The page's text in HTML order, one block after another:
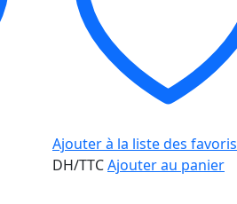
Ajouter à la liste des favoris
DH/TTCAjouter au panier